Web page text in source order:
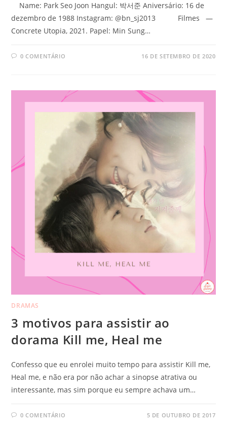
Name: Park Seo Joon Hangul: 박서준 Aniversário: 16 de
dezembro de 1988 Instagram: @bn_sj2013 Filmes —
Concrete Utopia, 2021. Papel: Min Sung…
0 COMENTÁRIO 16 DE SETEMBRO DE 2020
DRAMAS
3 motivos para assistir ao
dorama Kill me, Heal me
Confesso que eu enrolei muito tempo para assistir Kill me,
Heal me, e não era por não achar a sinopse atrativa ou
interessante, mas sim porque eu sempre achava um…
0 COMENTÁRIO 5 DE OUTUBRO DE 2017